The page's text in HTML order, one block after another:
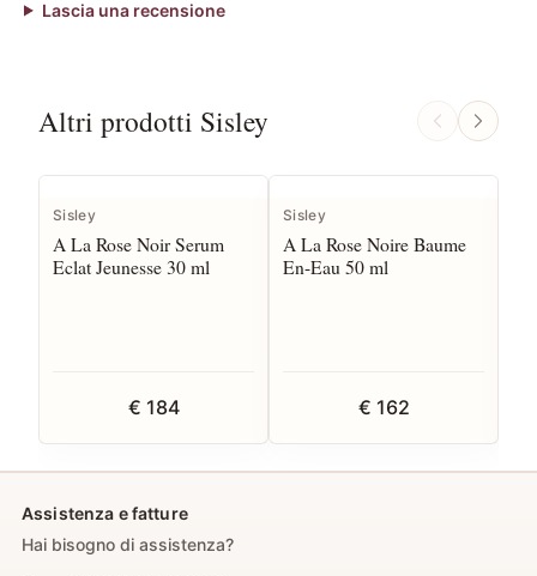
Lascia una recensione
Altri prodotti Sisley
Sisley
A La Rose Noir Serum
Eclat Jeunesse 30 ml
€ 184
Sisley
A La Rose Noire Baume
En-Eau 50 ml
€ 162
Assistenza e fatture
Hai bisogno di assistenza?